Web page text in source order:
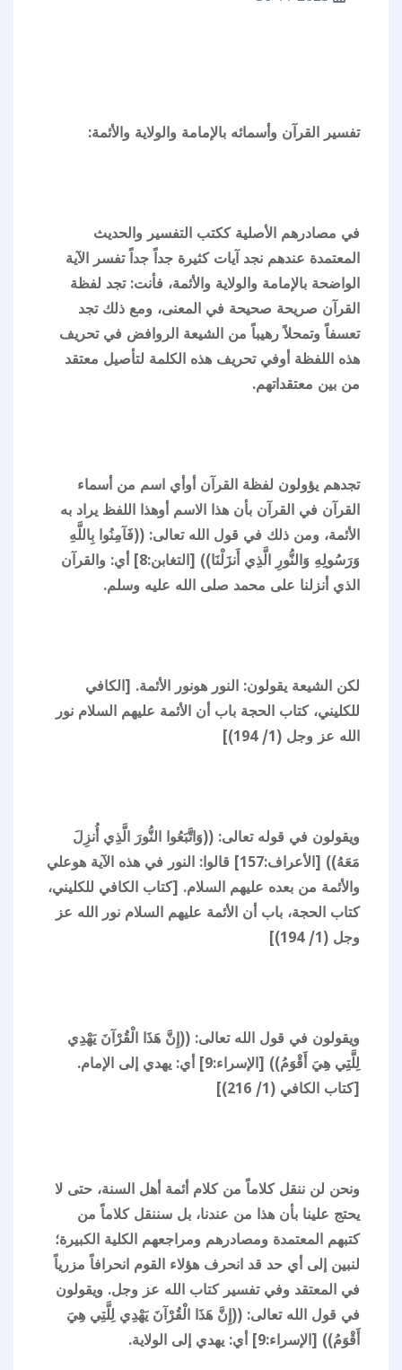
تفسير القرآن وأسمائه بالإمامة والولاية والأئمة:
في مصادرهم الأصلية ككتب التفسير والحديث
المعتمدة عندهم نجد آيات كثيرة جداً جداً تفسر الآية
الواضحة بالإمامة والولاية والأئمة، فأنت: تجد لفظة
القرآن صريحة صحيحة في المعنى، ومع ذلك تجد
تعسفاً وتمحلاً رهيباً من الشيعة الروافض في تحريف
هذه اللفظة أوفي تحريف هذه الكلمة لتأصيل معتقد
من بين معتقداتهم.
تجدهم يؤولون لفظة القرآن أوأي اسم من أسماء
القرآن في القرآن بأن هذا الاسم أوهذا اللفظ يراد به
الأئمة، ومن ذلك في قول الله تعالى: ((فَآمِنُوا بِاللَّهِ
وَرَسُولِهِ وَالنُّورِ الَّذِي أَنزَلْنَا)) [التغابن:8] أي: والقرآن
الذي أنزلنا على محمد صلى الله عليه وسلم.
لكن الشيعة يقولون: النور هونور الأئمة. [الكافي
للكليني، كتاب الحجة باب أن الأئمة عليهم السلام نور
الله عز وجل (1/ 194)]
ويقولون في قوله تعالى: ((وَاتَّبَعُوا النُّورَ الَّذِي أُنزِلَ
مَعَهُ)) [الأعراف:157] قالوا: النور في هذه الآية هوعلي
والأئمة من بعده عليهم السلام. [كتاب الكافي للكليني،
كتاب الحجة، باب أن الأئمة عليهم السلام نور الله عز
وجل (1/ 194)]
ويقولون في قول الله تعالى: ((إِنَّ هَذَا الْقُرْآنَ يَهْدِي
لِلَّتِي هِيَ أَقْوَمُ)) [الإسراء:9] أي: يهدي إلى الإمام.
[كتاب الكافي (1/ 216)]
ونحن لن ننقل كلاماً من كلام أئمة أهل السنة، حتى لا
يحتج علينا بأن هذا من عندنا، بل سننقل كلاماً من
كتبهم المعتمدة ومصادرهم ومراجعهم الكلية الكبيرة؛
لنبين إلى أي حد قد انحرف هؤلاء القوم انحرافاً مزرياً
في المعتقد وفي تفسير كتاب الله عز وجل. ويقولون
في قول الله تعالى: ((إِنَّ هَذَا الْقُرْآنَ يَهْدِي لِلَّتِي هِيَ
أَقْوَمُ)) [الإسراء:9] أي: يهدي إلى الولاية.